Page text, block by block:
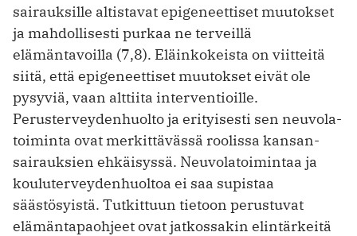
sairauksille altistavat epi­geneettiset muutokset
ja mahdollisesti purkaa ne terveillä
elämäntavoilla (7,8). Eläinkokeista on viitteitä
siitä, että epigeneettiset muutokset eivät ole
pysyviä, vaan alttiita interventioille.
Perusterveydenhuolto ja erityisesti sen neuvola­
toiminta ovat merkittävässä roolissa kansan­
sairauksien ehkäisyssä. Neuvolatoimintaa ja
kouluterveydenhuoltoa ei saa supistaa
säästösyistä. Tutkittuun tietoon perustuvat
elämän­tapaohjeet ovat jatkossakin elintärkeitä